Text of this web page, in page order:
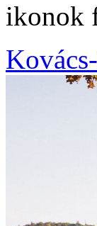
ikonok